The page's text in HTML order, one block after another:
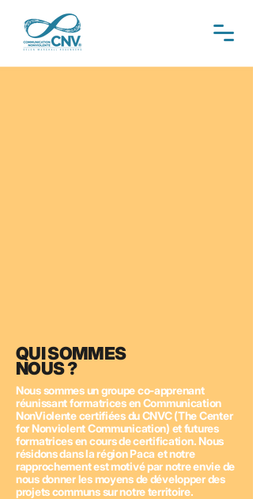
QUI SOMMES
NOUS ?
Nous sommes un groupe co-apprenant
réunissant formatrices en Communication
NonViolente certifiées du CNVC (The Center
for Nonviolent Communication) et futures
formatrices en cours de certification. Nous
résidons dans la région Paca et notre
rapprochement est motivé par notre envie de
nous donner les moyens de développer des
projets communs sur notre territoire.